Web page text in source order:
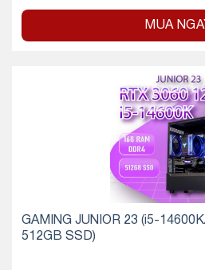
MUA
GAMING JUNIOR 23 (i5-
512GB SSD)